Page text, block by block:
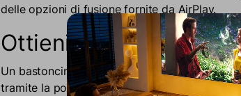
delle opzioni di fusione fornite da AirPlay.
Ottieni un bastone da
Un bastoncino o una scatola di streaming è
tramite la porta HDMI, che consente di